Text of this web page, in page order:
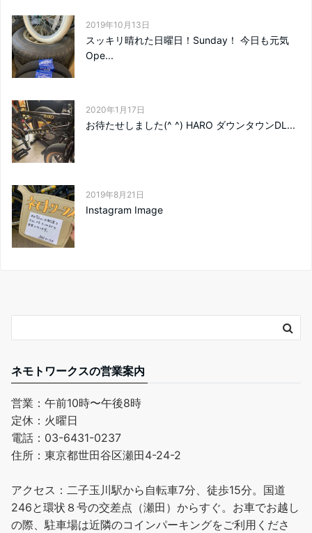
2019年10月13日
スッキリ晴れた日曜日！Sunday！ 今日も元気
Ope...
2020年1月17日
お待たせしました(^ ^) HARO ダウンタウンDL...
2019年8月21日
Instagram Image
ネモトワークスの営業案内
営業：午前10時〜午後8時
定休：火曜日
電話：03-6431-0237
住所：東京都世田谷区瀬田4-24-2
アクセス：二子玉川駅から自転車7分、徒歩15分。国道
246と環状８号の交差点（瀬田）からすぐ。お車でお越し
の際、駐車場は近隣のコインパーキングをご利用くださ